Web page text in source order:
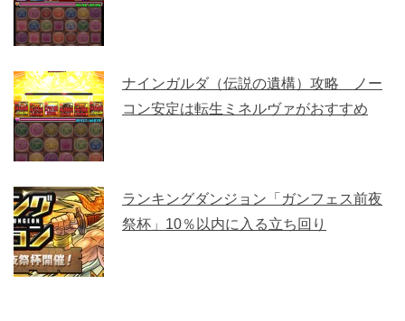
ナインガルダ（伝説の遺構）攻略 ノー
コン安定は転生ミネルヴァがおすすめ
ランキングダンジョン「ガンフェス前夜
祭杯」10％以内に入る立ち回り